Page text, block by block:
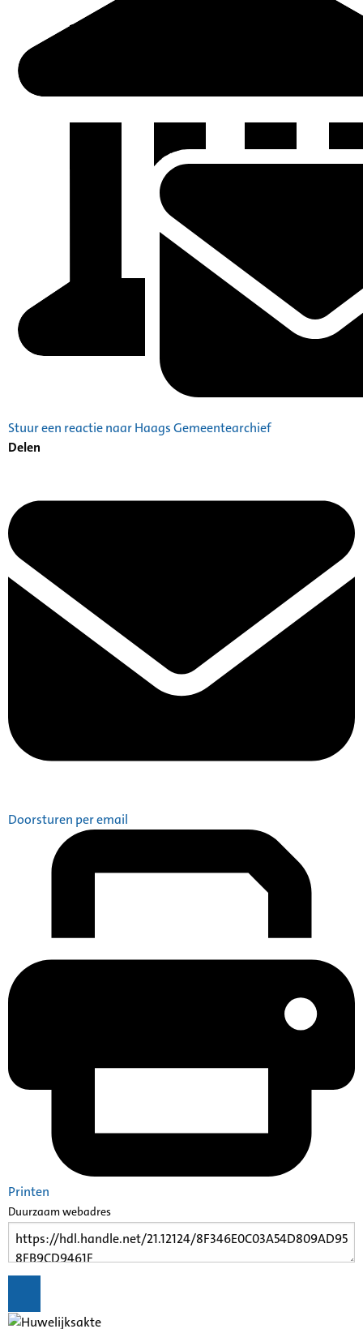
Stuur een reactie naar Haags Gemeentearchief
Delen
Doorsturen per email
Printen
Duurzaam webadres